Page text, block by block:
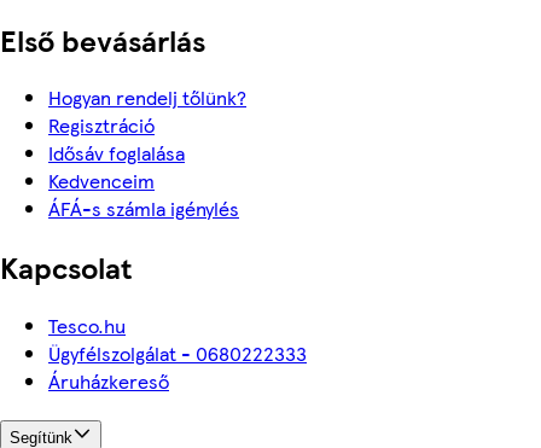
Első bevásárlás
Hogyan rendelj tőlünk?
Regisztráció
Idősáv foglalása
Kedvenceim
ÁFÁ-s számla igénylés
Kapcsolat
Tesco.hu
Ügyfélszolgálat - 0680222333
Áruházkereső
Segítünk